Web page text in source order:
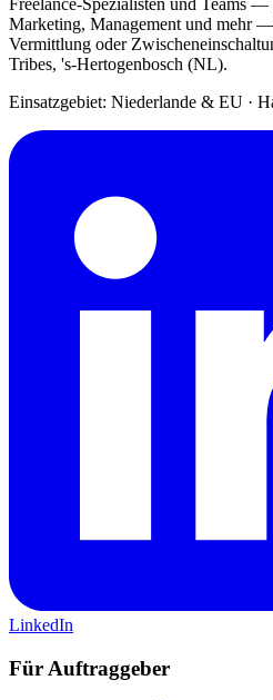
Freelance-Spezialisten und Teams
Marketing, Management und mehr
Vermittlung oder
Tribes, 's-Hertogenbosch (NL).
Einsatzgebiet: Niederlande & EU ·
LinkedIn
Für Auftraggeber